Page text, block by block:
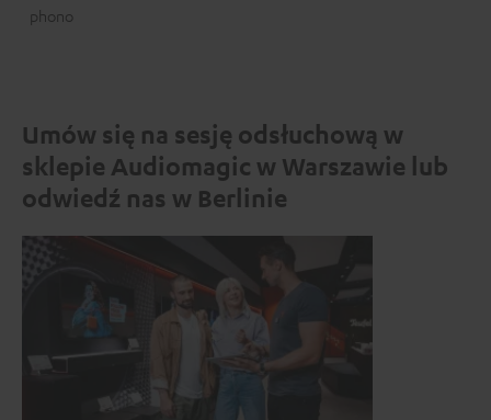
phono
Umów się na sesję odsłuchową w
sklepie Audiomagic w Warszawie lub
odwiedź nas w Berlinie